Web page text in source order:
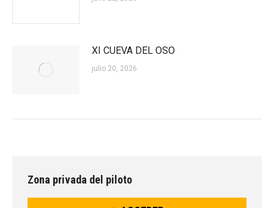
XI CUEVA DEL OSO
julio 20, 2026
Zona privada del piloto